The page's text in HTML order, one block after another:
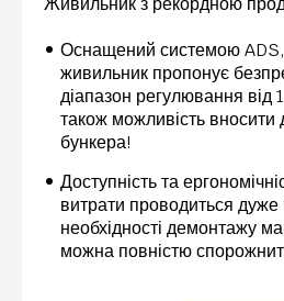
Оснащений системою ADS,
живильник пропонує
діапазон регулювання від
також можливість вносити
бункера!
Доступність та
витрати проводиться
необхідності демонтажу
можна повністю